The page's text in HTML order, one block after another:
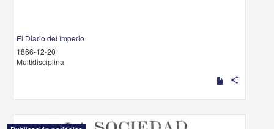
El Diario del Imperio
1866-12-20
Multidisciplina
share